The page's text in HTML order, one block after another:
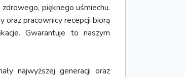
pięknego uśmiechu.
oraz pracownicy recepcji biorą
Gwarantuje to naszym
najwyższej generacji oraz